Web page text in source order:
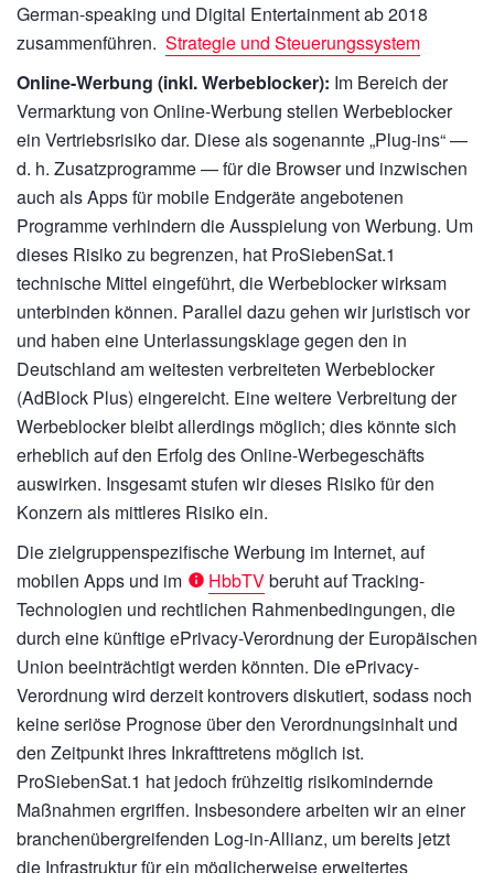
German-speaking und Digital Entertainment ab 2018
zusammenführen. Strategie und Steuerungssystem
Online-Werbung (inkl. Werbeblocker): Im Bereich der
Vermarktung von Online-Werbung stellen Werbeblocker
ein Vertriebsrisiko dar. Diese als sogenannte „Plug-ins“ —
d. h. Zusatzprogramme — für die Browser und inzwischen
auch als Apps für mobile Endgeräte angebotenen
Programme verhindern die Ausspielung von Werbung. Um
dieses Risiko zu begrenzen, hat ProSiebenSat.1
technische Mittel eingeführt, die Werbeblocker wirksam
unterbinden können. Parallel dazu gehen wir juristisch vor
und haben eine Unterlassungsklage gegen den in
Deutschland am weitesten verbreiteten Werbeblocker
(AdBlock Plus) eingereicht. Eine weitere Verbreitung der
Werbeblocker bleibt allerdings möglich; dies könnte sich
erheblich auf den Erfolg des Online-Werbegeschäfts
auswirken. Insgesamt stufen wir dieses Risiko für den
Konzern als mittleres Risiko ein.
Die zielgruppenspezifische Werbung im Internet, auf
mobilen Apps und im
HbbTVberuht auf Tracking-
Technologien und rechtlichen Rahmenbedingungen, die
durch eine künftige ePrivacy-Verordnung der Europäischen
Union beeinträchtigt werden könnten. Die ePrivacy-
Verordnung wird derzeit kontrovers diskutiert, sodass noch
keine seriöse Prognose über den Verordnungsinhalt und
den Zeitpunkt ihres Inkrafttretens möglich ist.
ProSiebenSat.1 hat jedoch frühzeitig risikomindernde
Maßnahmen ergriffen. Insbesondere arbeiten wir an einer
branchenübergreifenden Log-in-Allianz, um bereits jetzt
die Infrastruktur für ein möglicherweise erweitertes